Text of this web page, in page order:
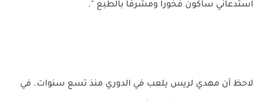
استدعاني سأكون فخوراً ومشرفاً بالطبع ".
لاحظ أن مهدي لريس يلعب في الدوري منذ تسع سنوات. في